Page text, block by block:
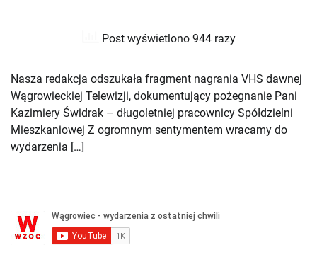
Post wyświetlono 944 razy
Nasza redakcja odszukała fragment nagrania VHS dawnej
Wągrowieckiej Telewizji, dokumentujący pożegnanie Pani
Kazimiery Świdrak – długoletniej pracownicy Spółdzielni
Mieszkaniowej Z ogromnym sentymentem wracamy do
wydarzenia […]